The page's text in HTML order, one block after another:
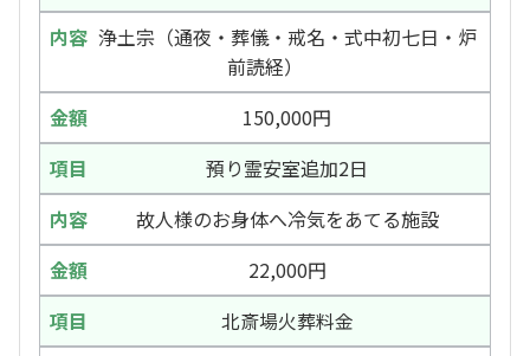
浄土宗（通夜・葬儀・戒名・式中初七日・炉
前読経）
150,000円
預り霊安室追加2日
故人様のお身体へ冷気をあてる施設
22,000円
北斎場火葬料金